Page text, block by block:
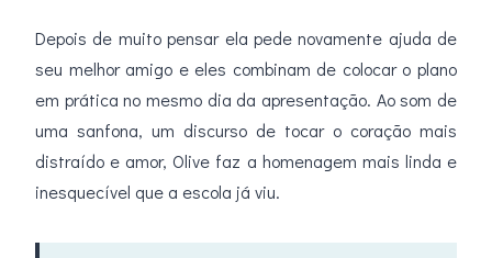
Depois de muito pensar ela pede novamente ajuda de
seu melhor amigo e eles combinam de colocar o plano
em prática no mesmo dia da apresentação. Ao som de
uma sanfona, um discurso de tocar o coração mais
distraído e amor, Olive faz a homenagem mais linda e
inesquecível que a escola já viu.